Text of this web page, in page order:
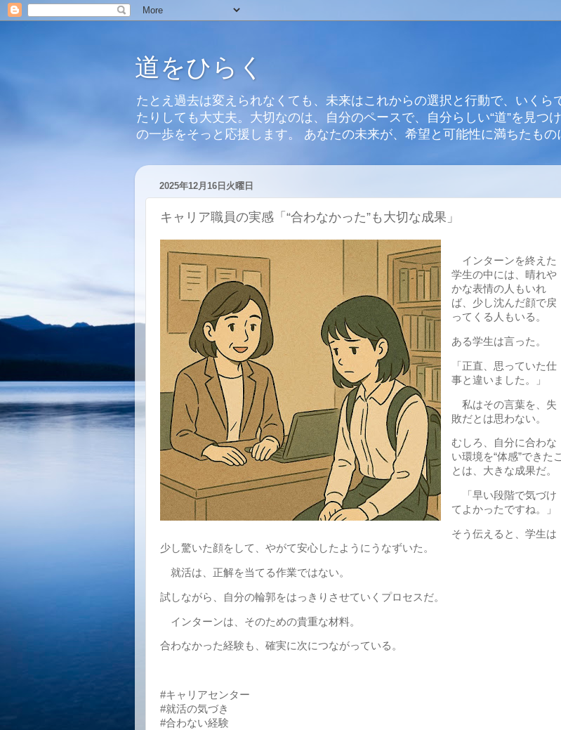
道をひらく
たとえ過去は変えられなくても、未来はこれからの選択と行動で、いくら
たりしても大丈夫。大切なのは、自分のペースで、自分らしい“道”を見つ
の一歩をそっと応援します。 あなたの未来が、希望と可能性に満ちたもの
2025年12月16日火曜日
キャリア職員の実感「“合わなかった”も大切な成果」
インターンを終えた
学生の中には、晴れや
かな表情の人もいれ
ば、少し沈んだ顔で戻
ってくる人もいる。
ある学生は言った。
「正直、思っていた仕
事と違いました。」
私はその言葉を、失
敗だとは思わない。
むしろ、自分に合わな
い環境を“体感”できたこ
とは、大きな成果だ。
「早い段階で気づけ
てよかったですね。」
そう伝えると、学生は
少し驚いた顔をして、やがて安心したようにうなずいた。
就活は、正解を当てる作業ではない。
試しながら、自分の輪郭をはっきりさせていくプロセスだ。
インターンは、そのための貴重な材料。
合わなかった経験も、確実に次につながっている。
#キャリアセンター
#就活の気づき
#合わない経験